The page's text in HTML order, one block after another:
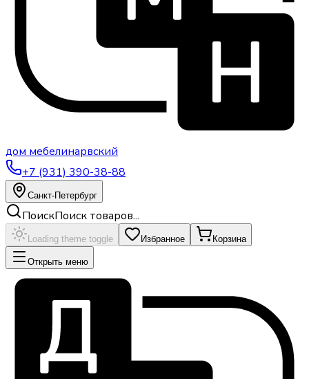
дом мебелинарвский
+7 (931) 390-38-88
Санкт-Петербург
ПоискПоиск товаров...
Loading theme toggle Избранное Корзина
Открыть меню